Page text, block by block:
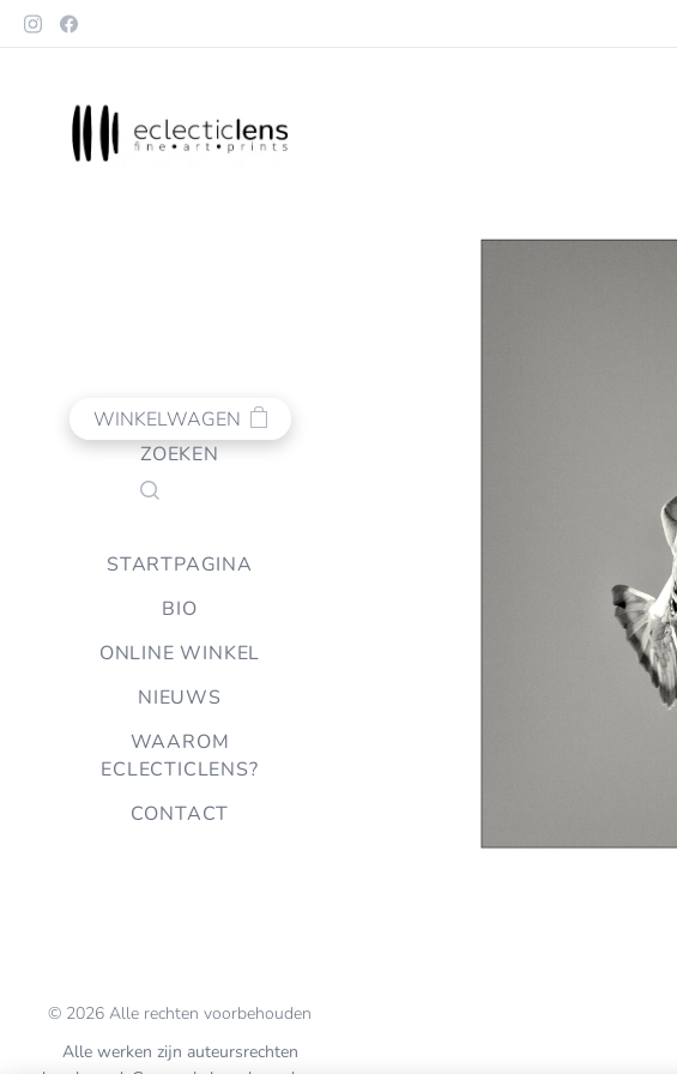
WINKELWAGEN
ZOEKEN
STARTPAGINA
BIO
ONLINE WINKEL
NIEUWS
WAAROM
ECLECTICLENS?
CONTACT
© 2026 Alle rechten voorbehouden
Alle werken zijn auteursrechten